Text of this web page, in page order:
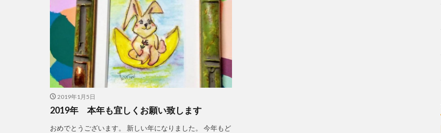
2019年1月5日
2019年 本年も宜しくお願い致します
おめでとうございます。 新しい年になりました。 今年もど